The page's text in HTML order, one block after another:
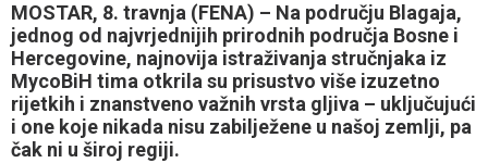
MOSTAR, 8. travnja (FENA) – Na području Blagaja,
jednog od najvrjednijih prirodnih područja Bosne i
Hercegovine, najnovija istraživanja stručnjaka iz
MycoBiH tima otkrila su prisustvo više izuzetno
rijetkih i znanstveno važnih vrsta gljiva – uključujući
i one koje nikada nisu zabilježene u našoj zemlji, pa
čak ni u široj regiji.